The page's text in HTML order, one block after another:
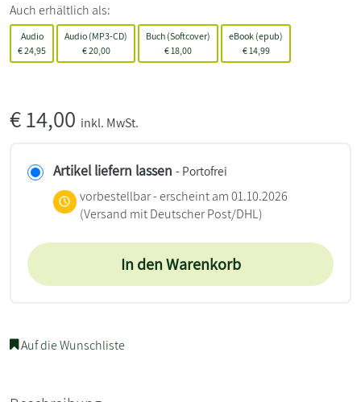
Auch erhältlich als:
Audio
€24,95
Audio (MP3-CD)
€20,00
Buch (Softcover)
€ 18,00
eBook (epub)
€14,99
€14,00 inkl. MwSt.
Artikel liefern lassen - Portofrei
vorbestellbar - erscheint am 01.10.2026
(Versand mit Deutscher Post/DHL)
In den Warenkorb
Auf die Wunschliste